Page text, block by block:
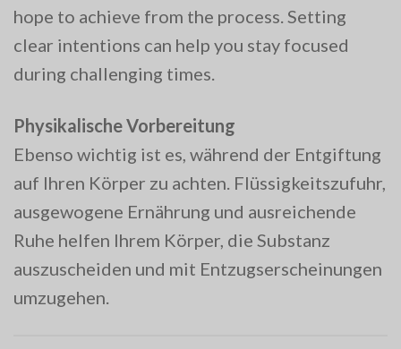
hope to achieve from the process. Setting
clear intentions can help you stay focused
during challenging times.
Physikalische Vorbereitung
Ebenso wichtig ist es, während der Entgiftung
auf Ihren Körper zu achten. Flüssigkeitszufuhr,
ausgewogene Ernährung und ausreichende
Ruhe helfen Ihrem Körper, die Substanz
auszuscheiden und mit Entzugserscheinungen
umzugehen.